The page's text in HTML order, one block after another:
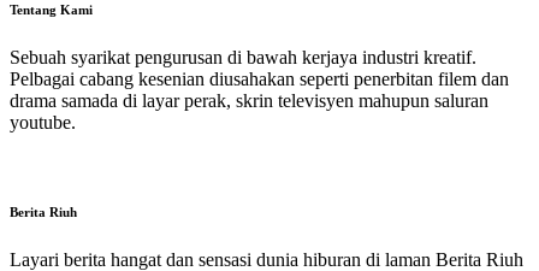
Tentang Kami
Sebuah syarikat pengurusan di bawah kerjaya industri kreatif.
Pelbagai cabang kesenian diusahakan seperti penerbitan filem dan
drama samada di layar perak, skrin televisyen mahupun saluran
youtube.
Berita Riuh
Layari berita hangat dan sensasi dunia hiburan di laman Berita Riuh